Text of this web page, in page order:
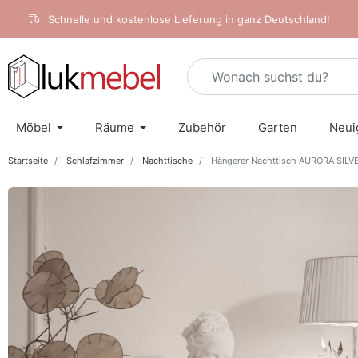
Schnelle und kostenlose Lieferung in ganz Deutschland!
Möbel Räume Zubehör Garten
Startseite Schlafzimmer Nachttische Hängerer Nachttisch AURORA